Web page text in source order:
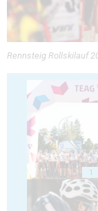
Rennsteig Rollskilauf
1